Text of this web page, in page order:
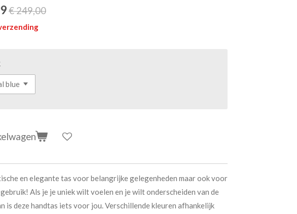
€ 249,00
en elegante tas voor belangrijke gelegenheden maar ook voor
Als je je uniek wilt voelen en je wilt onderscheiden van de
is deze handtas iets voor jou. Verschillende kleuren afhankelijk